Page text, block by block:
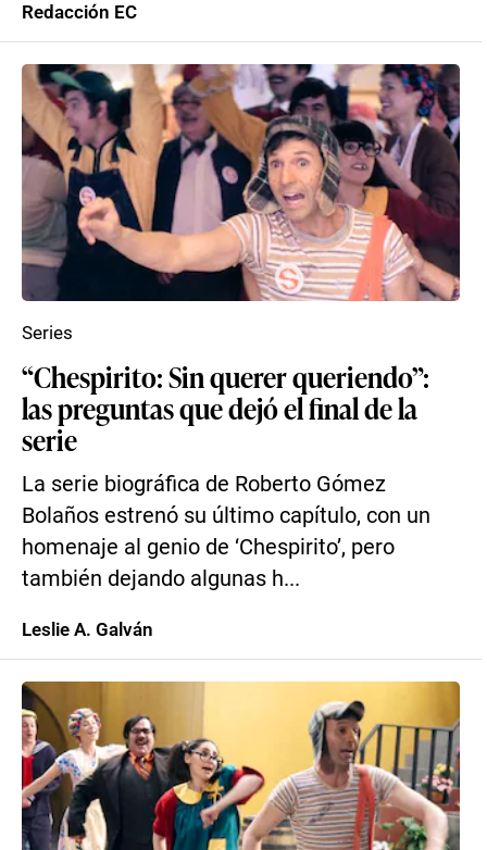
Redacción EC
“Chespirito: Sin querer queriendo”:
las preguntas que dejó el final de la
serie
La serie biográfica de Roberto Gómez
Bolaños estrenó su último capítulo, con un
homenaje al genio de ‘Chespirito’, pero
también dejando algunas h...
Series
Leslie A. Galván